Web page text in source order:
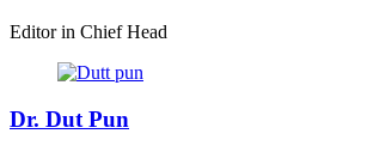
Editor in Chief Head
Dr. Dut Pun